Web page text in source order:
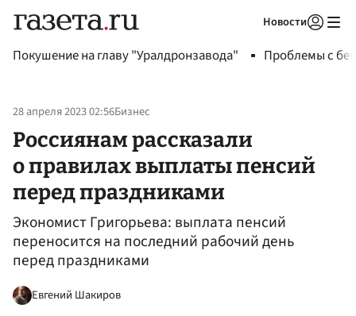
Новости
Покушение на главу "Уралдронзавода" Проблемы с
28 апреля 2023 02:56Бизнес
Россиянам рассказали
о правилах выплаты пенсий
перед праздниками
Экономист Григорьева: выплата пенсий
переносится на последний рабочий день
перед праздниками
Евгений Шакиров